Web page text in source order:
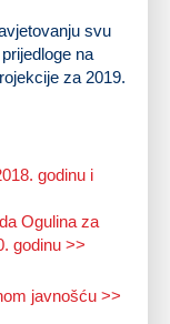
svu
na
za 2019.
godinu i
Ogulina za
godinu >>
javnošću >>